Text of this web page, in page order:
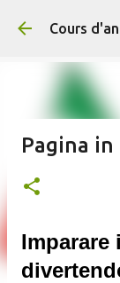
Pagina
Imparare